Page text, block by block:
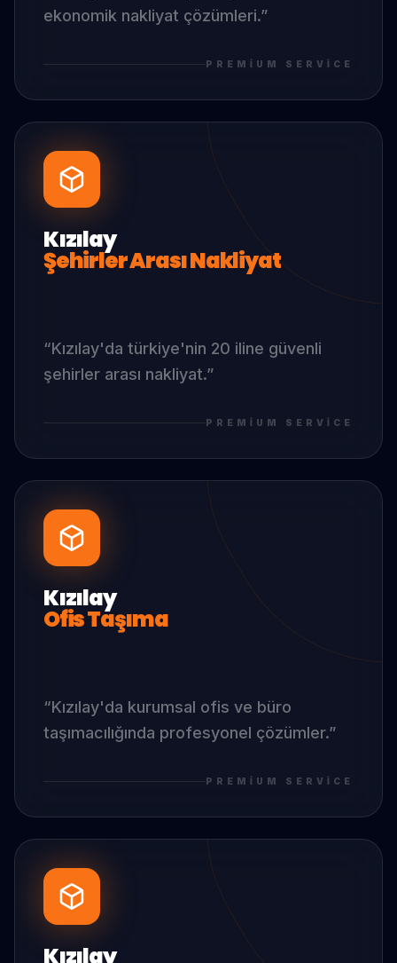
ekonomik nakliyat çözümleri.”
PREMIUM SERVICE
Kızılay
Şehirler Arası Nakliyat
“Kızılay'da türkiye'nin 20 iline güvenli
şehirler arası nakliyat.”
PREMIUM SERVICE
Kızılay
Ofis Taşıma
“Kızılay'da kurumsal ofis ve büro
taşımacılığında profesyonel çözümler.”
PREMIUM SERVICE
Kızılay